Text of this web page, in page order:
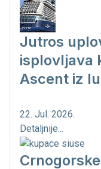
Jutros
isplovljava
Ascent iz
22. Jul. 2026.
Detaljnije...